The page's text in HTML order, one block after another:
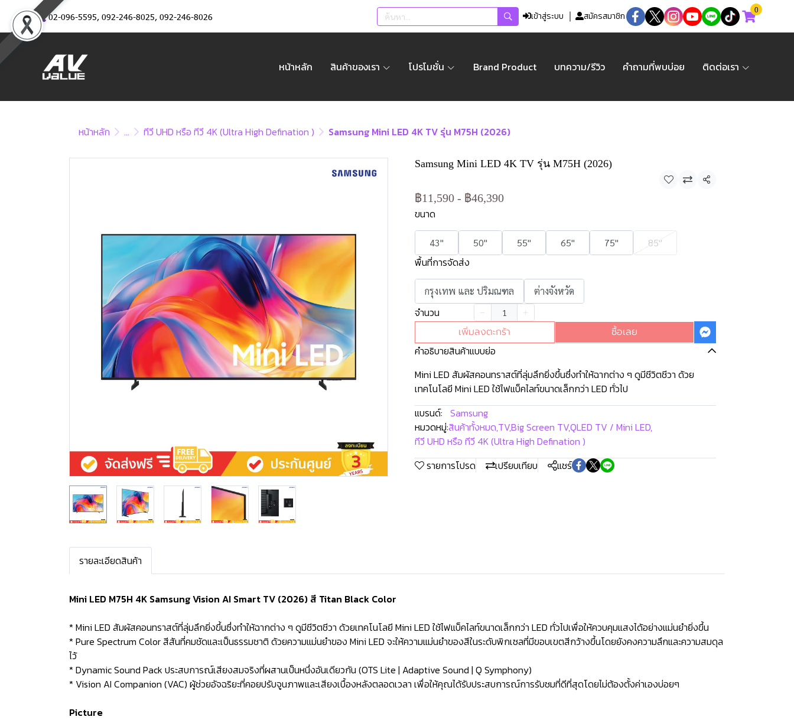
02-096-5595, 092-246-8025, 092-246-8026 เข้าสู่ระบบ สมัครสมาชิก
0
หน้าหลัก สินค้าของเรา โปรโมชั่น Brand Product บทความ/รีวิว คำถามที่พบบ่อย ติดต่อเรา
หน้าหลัก ... ทีวี UHD หรือ ทีวี 4K (Ultra High Defination ) Samsung Mini LED 4K TV รุ่น M75H (2026)
Samsung Mini LED 4K TV รุ่น M75H (2026)
แชร์
฿11,590 - ฿46,390
ขนาด
43" 50" 55" 65" 75" 85"
พื้นที่การจัดส่ง
กรุงเทพ และ ปริมณฑล ต่างจังหวัด
จำนวน
เพิ่มลงตะกร้า
ซื้อเลย
คำอธิบายสินค้าแบบย่อ
Mini LED สัมผัสคอนทราสต์ที่ลุ่มลึกยิ่งขึ้นซึ่งทำให้ฉากต่าง ๆ ดูมีชีวิตชีวา ด้วย
เทคโนโลยี Mini LED ใช้ไฟแบ็คไลท์ขนาดเล็กกว่า LED ทั่วไป
แบรนด์: Samsung
หมวดหมู่:สินค้าทั้งหมด,TV,Big Screen TV,QLED TV / Mini LED,
ทีวี UHD หรือ ทีวี 4K (Ultra High Defination )
รายการโปรด
เปรียบเทียบ แชร์
รายละเอียดสินค้า
Mini LED M75H 4K Samsung Vision AI Smart TV (2026) สี Titan Black Color
* Mini LED สัมผัสคอนทราสต์ที่ลุ่มลึกยิ่งขึ้นซึ่งทำให้ฉากต่าง ๆ ดูมีชีวิตชีวา ด้วยเทคโนโลยี Mini LED ใช้ไฟแบ็คไลท์ขนาดเล็กกว่า LED ทั่วไปเพื่อให้ควบคุมแสงได้อย่างแม่นยำยิ่งขึ้น
* Pure Spectrum Color สีสันที่คมชัดและเป็นธรรมชาติ ด้วยความแม่นยำของ Mini LED จะให้ความแม่นยำของสีในระดับพิกเซลที่มีขอบเขตสีกว้างขึ้นโดยยังคงความลึกและความสมดุล
ไว้
* Dynamic Sound Pack ประสบการณ์เสียงสมจริงที่ผสานเป็นหนึ่งอันเดียวกัน (OTS Lite | Adaptive Sound | Q Symphony)
* Vision AI Companion (VAC) ผู้ช่วยอัจฉริยะที่คอยปรับจูนภาพและเสียงเบื้องหลังตลอดเวลา เพื่อให้คุณได้รับประสบการณ์การรับชมที่ดีที่สุดโดยไม่ต้องตั้งค่าเองบ่อยๆ
Picture